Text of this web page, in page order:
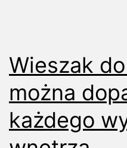
Wieszak
można
każdego